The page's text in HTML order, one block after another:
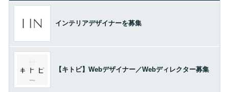
インテリアデザイナーを募集
【キトビ】Webデザイナー／Webディレクター募集